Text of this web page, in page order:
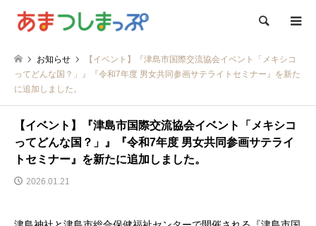
検索
お知らせ
【イベント】『津島市国際交流協会イベント「メキシコ
ってどんな国？」』『令和7年度 男女共同参画サテライトセミナー』を新た
に追加しました。
【イベント】『津島市国際交流協会イベント「メキシコ
ってどんな国？」』『令和7年度 男女共同参画サテライ
トセミナー』を新たに追加しました。
2026.01.21